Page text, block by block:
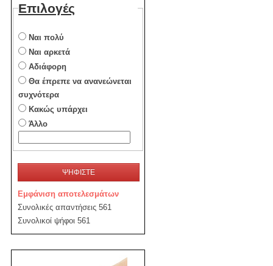
Επιλογές
Ναι πολύ
Ναι αρκετά
Αδιάφορη
Θα έπρεπε να ανανεώνεται
συχνότερα
Κακώς υπάρχει
Άλλο
ΨΗΦΙΣΤΕ
Εμφάνιση αποτελεσμάτων
Συνολικές απαντήσεις 561
Συνολικοί ψήφοι 561